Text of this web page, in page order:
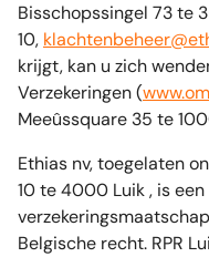
Bisschopssingel 73 te
10,
krijgt, kan u zich
Verzekeringen (
Meeûssquare 35 te
Ethias nv, toegelaten
10 te 4000 Luik , is
Belgische recht. RPR